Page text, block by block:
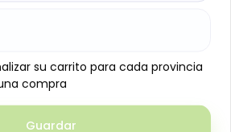
unidades 330 ml (marca según
Frutos secos variados 55 g
su carrito para cada provincia
compra
Guardar
su carrito para cada provincia
compra
Guardar